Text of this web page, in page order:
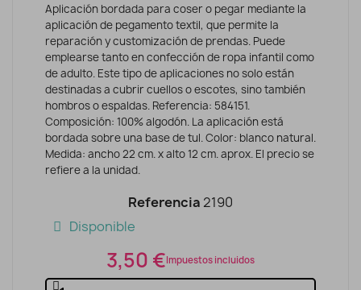
Aplicación bordada para coser o pegar mediante la
aplicación de pegamento textil, que permite la
reparación y customización de prendas. Puede
emplearse tanto en confección de ropa infantil como
de adulto. Este tipo de aplicaciones no solo están
destinadas a cubrir cuellos o escotes, sino también
hombros o espaldas. Referencia: 584151.
Composición: 100% algodón. La aplicación está
bordada sobre una base de tul. Color: blanco natural.
Medida: ancho 22 cm. x alto 12 cm. aprox. El precio se
refiere a la unidad.
Referencia 2190
Disponible
3,50 €Impuestos incluidos